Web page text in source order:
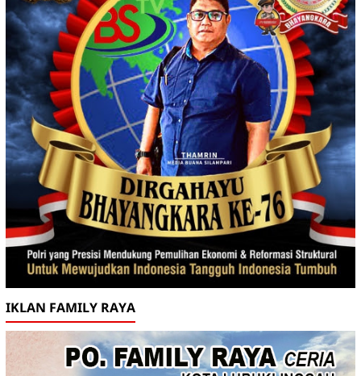
IKLAN FAMILY RAYA